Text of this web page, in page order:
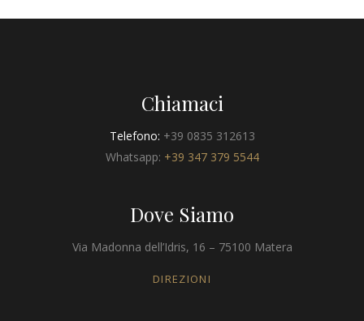
Chiamaci
Telefono: +39 0835 312613
Whatsapp: +39 347 379 5544
Dove Siamo
Via Madonna dell’Idris, 16 – 75100 Matera
DIREZIONI